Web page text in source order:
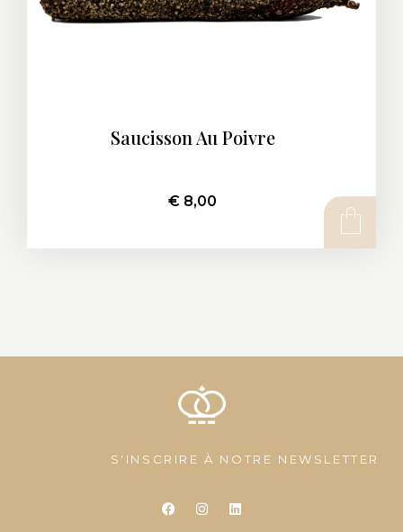
Saucisson Au Poivre
€ 8,00
S'INSCRIRE À NOTRE NEWSLETTER